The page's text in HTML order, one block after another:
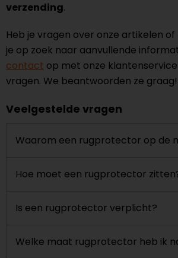
verzending.
Heb je vragen over onze artikelen
je op zoek naar aanvullende
contact op met onze
vragen. We beantwoorden ze graag!
Veelgestelde vragen
Waarom een rugprotector op de
Hoe moet een rugprotector
Is een rugprotector verplicht?
Welke maat rugprotector heb ik